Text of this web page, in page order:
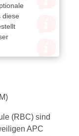
diese
(RBC) sind
APC